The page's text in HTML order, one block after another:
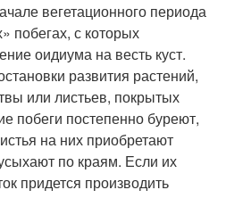
вегетационного периода
побегах, с которых
оидиума на весть куст.
развития растений,
или листьев, покрытых
побеги постепенно буреют,
на них приобретают
по краям. Если их
придется производить